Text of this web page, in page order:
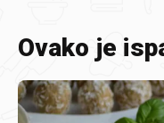
Ovako je